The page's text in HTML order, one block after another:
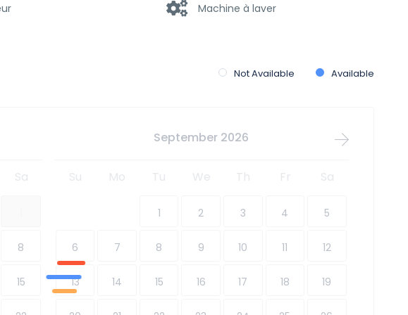
Machine à laver
Not Available Available
Sa
8
15
September 2026
Su Mo Tu We Th Fr Sa
1 2 3 4 5
6 7 8 9 10 11 12
13 14 15 16 17 18 19